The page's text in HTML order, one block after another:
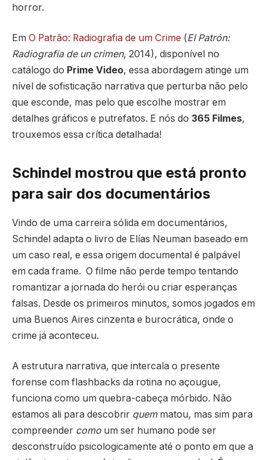
horror.
Em O Patrão: Radiografia de um Crime (El Patrón:
Radiografía de un crimen, 2014), disponível no
catálogo do Prime Video, essa abordagem atinge um
nível de sofisticação narrativa que perturba não pelo
que esconde, mas pelo que escolhe mostrar em
detalhes gráficos e putrefatos. E nós do 365 Filmes,
trouxemos essa crítica detalhada!
Schindel mostrou que está pronto
para sair dos documentários
Vindo de uma carreira sólida em documentários,
Schindel adapta o livro de Elías Neuman baseado em
um caso real, e essa origem documental é palpável
em cada frame. O filme não perde tempo tentando
romantizar a jornada do herói ou criar esperanças
falsas. Desde os primeiros minutos, somos jogados em
uma Buenos Aires cinzenta e burocrática, onde o
crime já aconteceu.
A estrutura narrativa, que intercala o presente
forense com flashbacks da rotina no açougue,
funciona como um quebra-cabeça mórbido. Não
estamos ali para descobrir quemmatou, mas sim para
compreender como um ser humano pode ser
desconstruído psicologicamente até o ponto em que a